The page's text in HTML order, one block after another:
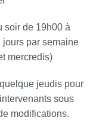
soir de 19h00 à
jours par semaine
mercredis)
quelque jeudis pour
sous
modifications.